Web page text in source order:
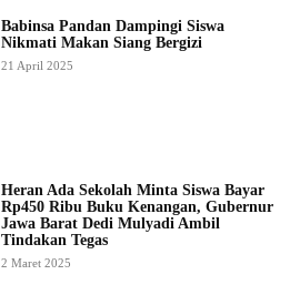
Babinsa Pandan Dampingi Siswa
Nikmati Makan Siang Bergizi
21 April 2025
Heran Ada Sekolah Minta Siswa Bayar
Rp450 Ribu Buku Kenangan, Gubernur
Jawa Barat Dedi Mulyadi Ambil
Tindakan Tegas
2 Maret 2025